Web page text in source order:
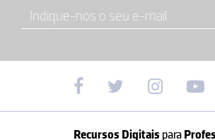
Recursos Digitais para